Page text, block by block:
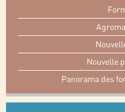
Nouvelle
Panorama des